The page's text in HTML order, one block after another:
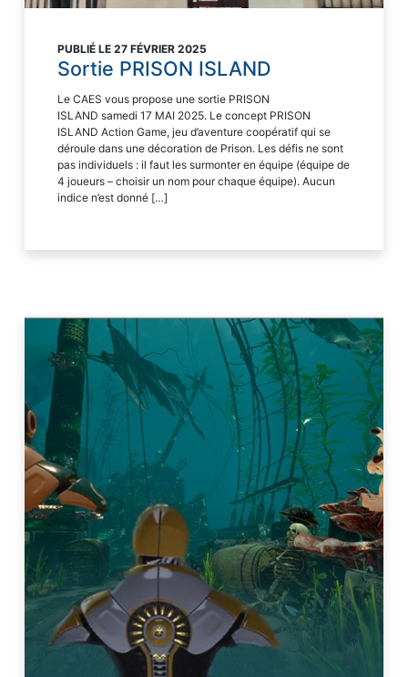
PUBLIÉ LE 27 FÉVRIER 2025
Sortie PRISON ISLAND
Le CAES vous propose une sortie PRISON
ISLAND samedi 17 MAI 2025. Le concept PRISON
ISLAND Action Game, jeu d’aventure coopératif qui se
déroule dans une décoration de Prison. Les défis ne sont
pas individuels : il faut les surmonter en équipe (équipe de
4 joueurs – choisir un nom pour chaque équipe). Aucun
indice n’est donné […]